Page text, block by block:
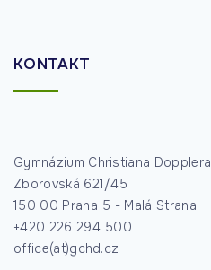
KONTAKT
Gymnázium Christiana Dopplera
Zborovská 621/45
150 00 Praha 5 - Malá Strana
+420 226 294 500
office(at)gchd.cz